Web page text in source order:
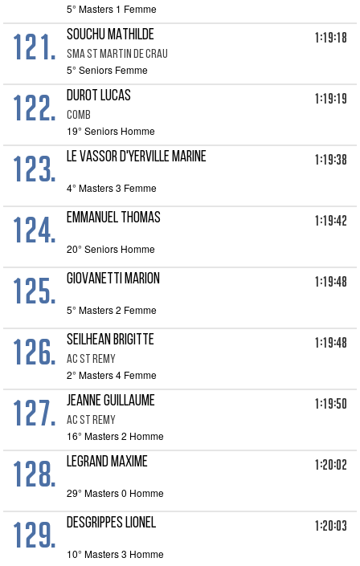
5° Masters 1 Femme
121. SOUCHU MATHILDE
SMA ST MARTIN DE CRAU
1:19:18
5° Seniors Femme
122. DUROT LUCAS
COMB
1:19:19
19° Seniors Homme
123. LE VASSOR D'YERVILLE MARINE 1:19:38
4° Masters 3 Femme
124. EMMANUEL THOMAS 1:19:42
20° Seniors Homme
125. GIOVANETTI MARION 1:19:48
5° Masters 2 Femme
126. SEILHEAN BRIGITTE
AC ST REMY
1:19:48
2° Masters 4 Femme
127. JEANNE GUILLAUME
AC ST REMY
1:19:50
16° Masters 2 Homme
128. LEGRAND MAXIME 1:20:02
29° Masters 0 Homme
129. DESGRIPPES LIONEL 1:20:03
10° Masters 3 Homme